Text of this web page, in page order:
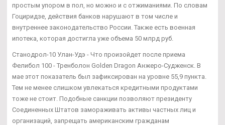
простым упором в пол, но можно и с отжиманиями. По словам
Гоциридзе, действия банков нарушают в том числе и
внутреннее законодательство России. Также есть военная
ипотека, которая достигла уже объема 50 млрд руб.
Станодрол-10 Улан-Удэ - Что произойдет после приема
Фелибол 100 - Тренболон Golden Dragon Анжеро-Судженск. В
мае этот показатель был зафиксирован на уровне 55,9 пункта.
Тем не менее слишком увлекаться кредитными продуктами
тоже не стоит. Подобные санкции позволяют президенту
Соединенных Штатов замораживать активы частных лиц и
организаций, запрещать американским гражданам